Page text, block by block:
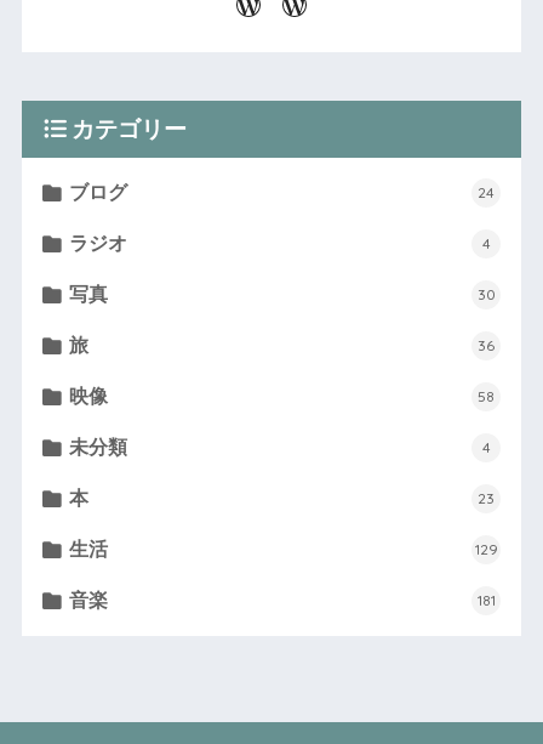
カテゴリー
ブログ 24
ラジオ 4
写真 30
旅 36
映像 58
未分類 4
本 23
生活 129
音楽 181